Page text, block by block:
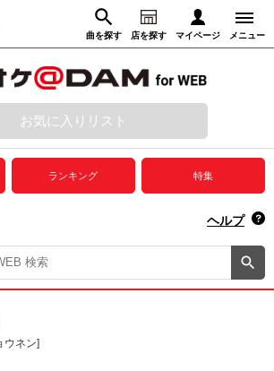
曲を探す 店を探す マイページ メニュー
さがす 録音からさがす
ログイン
サービス
動画
録音
DAM
索
お気に入りリスト
ランキング 特集
ヘルプ
ウネン]